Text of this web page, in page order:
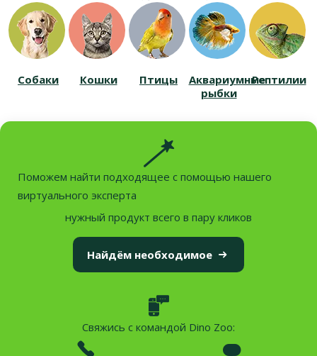
Собаки Кошки Птицы
Аквариумные
рыбки
Рептилии
Поможем найти подходящее с помощью нашего
виртуального эксперта
нужный продукт всего в пару кликов
Найдём необходимое
Свяжись с командой Dino Zoo: